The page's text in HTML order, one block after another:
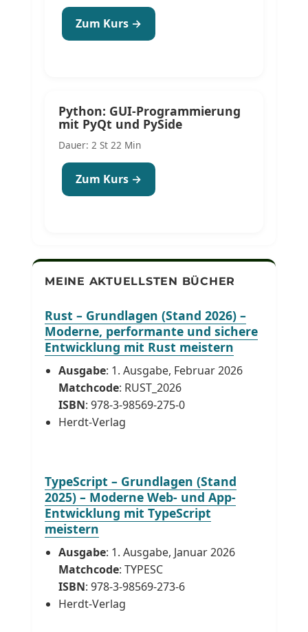
Zum Kurs →
Python: GUI-Programmierung
mit PyQt und PySide
Dauer: 2 St 22 Min
Zum Kurs →
MEINE AKTUELLSTEN BÜCHER
Rust – Grundlagen (Stand 2026) –
Moderne, performante und sichere
Entwicklung mit Rust meistern
Ausgabe: 1. Ausgabe, Februar 2026
Matchcode: RUST_2026
ISBN: 978-3-98569-275-0
Herdt-Verlag
TypeScript – Grundlagen (Stand
2025) – Moderne Web- und App-
Entwicklung mit TypeScript
meistern
Ausgabe: 1. Ausgabe, Januar 2026
Matchcode: TYPESC
ISBN: 978-3-98569-273-6
Herdt-Verlag